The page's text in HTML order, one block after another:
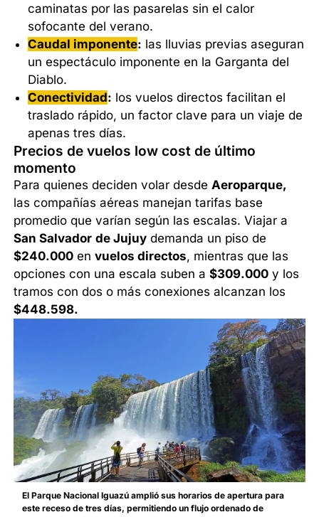
caminatas por las pasarelas sin el calor
sofocante del verano.
Caudal imponente: las lluvias previas aseguran
un espectáculo imponente en la Garganta del
Diablo.
Conectividad: los vuelos directos facilitan el
traslado rápido, un factor clave para un viaje de
apenas tres días.
Precios de vuelos low cost de último
momento
Para quienes deciden volar desde Aeroparque,
las compañías aéreas manejan tarifas base
promedio que varían según las escalas. Viajar a
San Salvador de Jujuy demanda un piso de
$240.000 envuelos directos, mientras que las
opciones con una escala suben a$309.000 y los
tramos con dos o más conexiones alcanzan los
$448.598.
El Parque Nacional Iguazú amplió sus horarios de apertura para
este receso de tres días, permitiendo un flujo ordenado de